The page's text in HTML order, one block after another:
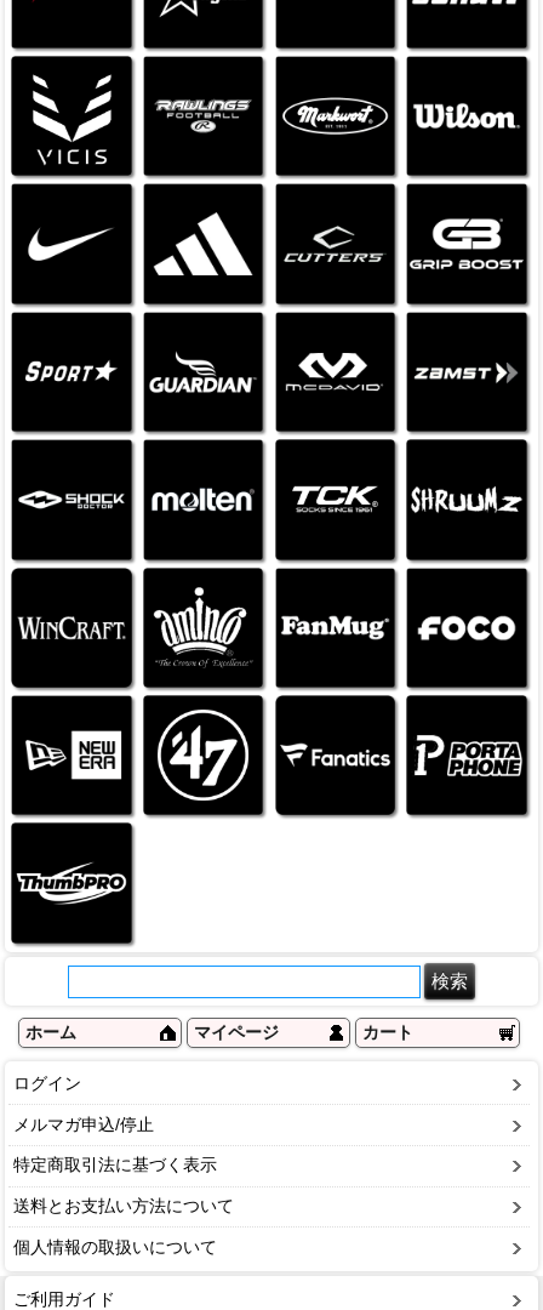
ホーム マイページ カート
ログイン
メルマガ申込/停止
特定商取引法に基づく表示
送料とお支払い方法について
個人情報の取扱いについて
ご利用ガイド